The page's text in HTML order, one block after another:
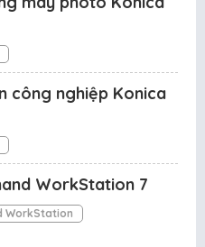
công nghiệp Konica
WorkStation 7
WorkStation